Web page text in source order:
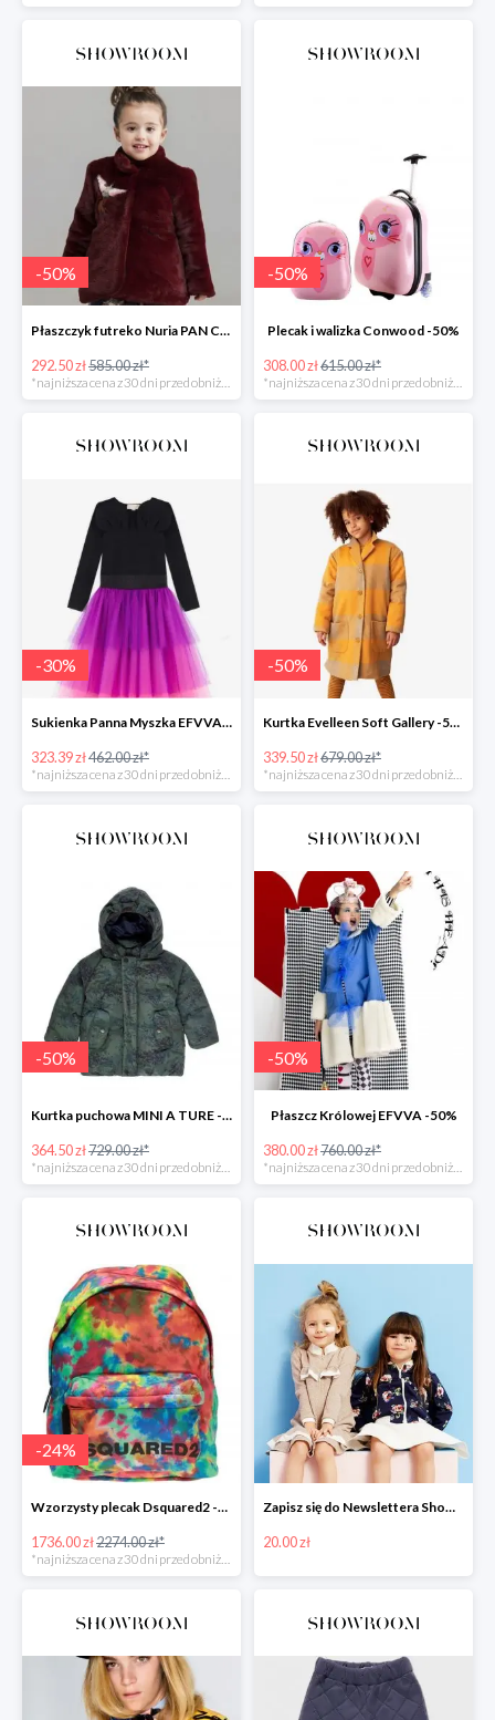
-50%
Płaszczyk futreko Nuria PAN CON CHOCOLATE
292.50 zł585.00 zł*
-50%
Plecak i walizka Conwood -50%
308.00 zł615.00 zł*
-30%
Sukienka Panna Myszka EFVVA -30%
323.39 zł462.00 zł*
*najniższa cena z 30 dni przed obniżką
-50%
Kurtka Evelleen Soft Gallery -50%
339.50 zł679.00 zł*
*najniższa cena z 30 dni przed obniżką
-50%
Kurtka puchowa MINI A TURE -50%
364.50 zł729.00 zł*
-50%
Płaszcz Królowej EFVVA -50%
380.00 zł760.00 zł*
-24%
Wzorzysty plecak Dsquared2 -24%
1736.00 zł2274.00 zł*
*najniższa cena z 30 dni przed obniżką
Zapisz się do Newslettera Showroom i odbierz 20 zł rabatu
20.00 zł